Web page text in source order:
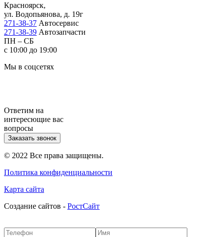
Красноярск,
ул. Водопьянова, д. 19г
271-38-37 Автосервис
271-38-39 Автозапчасти
ПН – СБ
с 10:00 до 19:00
Мы в соцсетях
Ответим на
интересющие вас
вопросы
Заказать звонок
© 2022 Все права защищены.
Политика конфиденциальности
Карта сайта
Cоздание сайтов - РостСайт